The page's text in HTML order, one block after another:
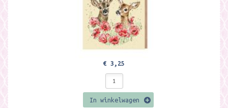
€ 3,25
In winkelwagen